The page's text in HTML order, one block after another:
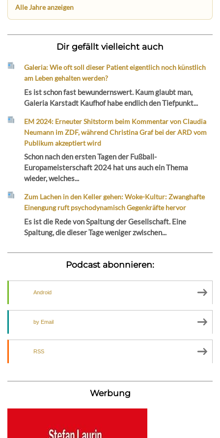
Alle Jahre anzeigen
Dir gefällt vielleicht auch
Galeria: Wie oft soll dieser Patient eigentlich noch künstlich
am Leben gehalten werden?
Es ist schon fast bewundernswert. Kaum glaubt man,
Galeria Karstadt Kaufhof habe endlich den Tiefpunkt...
EM 2024: Erneuter Shitstorm beim Kommentar von Claudia
Neumann im ZDF, während Christina Graf bei der ARD vom
Publikum akzeptiert wird
Schon nach den ersten Tagen der Fußball-
Europameisterschaft 2024 hat uns auch ein Thema
wieder, welches...
Zum Lachen in den Keller gehen: Woke-Kultur: Zwanghafte
Einengung ruft psychodynamisch Gegenkräfte hervor
Es ist die Rede von Spaltung der Gesellschaft. Eine
Spaltung, die dieser Tage weniger zwischen...
Podcast abonnieren:
Android
by Email
RSS
Werbung